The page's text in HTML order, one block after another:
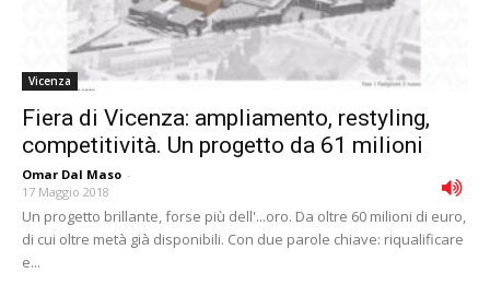
Vicenza
Fiera di Vicenza: ampliamento, restyling,
competitività. Un progetto da 61 milioni
Omar Dal Maso -
17 Maggio 2018
Un progetto brillante, forse più dell'...oro. Da oltre 60 milioni di euro,
di cui oltre metà già disponibili. Con due parole chiave: riqualificare
e...